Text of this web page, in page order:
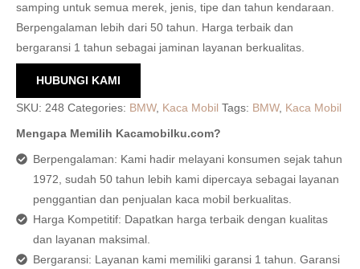
samping untuk semua merek, jenis, tipe dan tahun kendaraan.
Berpengalaman lebih dari 50 tahun. Harga terbaik dan
bergaransi 1 tahun sebagai jaminan layanan berkualitas.
HUBUNGI KAMI
SKU: 248 Categories: BMW, Kaca Mobil Tags: BMW, Kaca Mobil
Mengapa Memilih Kacamobilku.com?
Berpengalaman: Kami hadir melayani konsumen sejak tahun
1972, sudah 50 tahun lebih kami dipercaya sebagai layanan
penggantian dan penjualan kaca mobil berkualitas.
Harga Kompetitif: Dapatkan harga terbaik dengan kualitas
dan layanan maksimal.
Bergaransi: Layanan kami memiliki garansi 1 tahun. Garansi